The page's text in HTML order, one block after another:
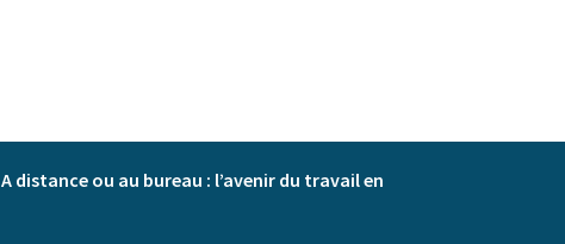
A distance ou au bureau : l’avenir du travail en